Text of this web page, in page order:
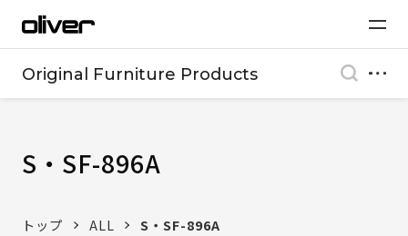
Original Furniture Products
S・SF-896A
トップ ALL S・SF-896A